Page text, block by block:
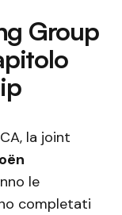
Group
la joint
le
completati